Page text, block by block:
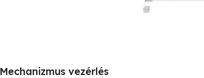
Mechanizmus vezérlés